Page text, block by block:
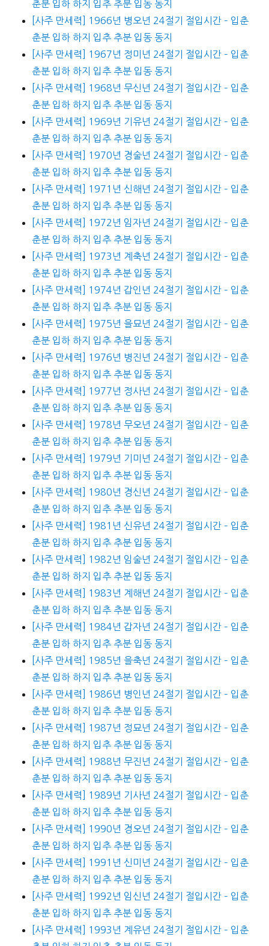
춘분 입하 하지 입추 추분 입동 동지
[사주 만세력] 1966년 병오년 24절기 절입시간 – 입춘
춘분 입하 하지 입추 추분 입동 동지
[사주 만세력] 1967년 정미년 24절기 절입시간 – 입춘
춘분 입하 하지 입추 추분 입동 동지
[사주 만세력] 1968년 무신년 24절기 절입시간 – 입춘
춘분 입하 하지 입추 추분 입동 동지
[사주 만세력] 1969년 기유년 24절기 절입시간 – 입춘
춘분 입하 하지 입추 추분 입동 동지
[사주 만세력] 1970년 경술년 24절기 절입시간 – 입춘
춘분 입하 하지 입추 추분 입동 동지
[사주 만세력] 1971년 신해년 24절기 절입시간 – 입춘
춘분 입하 하지 입추 추분 입동 동지
[사주 만세력] 1972년 임자년 24절기 절입시간 – 입춘
춘분 입하 하지 입추 추분 입동 동지
[사주 만세력] 1973년 계축년 24절기 절입시간 – 입춘
춘분 입하 하지 입추 추분 입동 동지
[사주 만세력] 1974년 갑인년 24절기 절입시간 – 입춘
춘분 입하 하지 입추 추분 입동 동지
[사주 만세력] 1975년 을묘년 24절기 절입시간 – 입춘
춘분 입하 하지 입추 추분 입동 동지
[사주 만세력] 1976년 병진년 24절기 절입시간 – 입춘
춘분 입하 하지 입추 추분 입동 동지
[사주 만세력] 1977년 정사년 24절기 절입시간 – 입춘
춘분 입하 하지 입추 추분 입동 동지
[사주 만세력] 1978년 무오년 24절기 절입시간 – 입춘
춘분 입하 하지 입추 추분 입동 동지
[사주 만세력] 1979년 기미년 24절기 절입시간 – 입춘
춘분 입하 하지 입추 추분 입동 동지
[사주 만세력] 1980년 경신년 24절기 절입시간 – 입춘
춘분 입하 하지 입추 추분 입동 동지
[사주 만세력] 1981년 신유년 24절기 절입시간 – 입춘
춘분 입하 하지 입추 추분 입동 동지
[사주 만세력] 1982년 임술년 24절기 절입시간 – 입춘
춘분 입하 하지 입추 추분 입동 동지
[사주 만세력] 1983년 계해년 24절기 절입시간 – 입춘
춘분 입하 하지 입추 추분 입동 동지
[사주 만세력] 1984년 갑자년 24절기 절입시간 – 입춘
춘분 입하 하지 입추 추분 입동 동지
[사주 만세력] 1985년 을축년 24절기 절입시간 – 입춘
춘분 입하 하지 입추 추분 입동 동지
[사주 만세력] 1986년 병인년 24절기 절입시간 – 입춘
춘분 입하 하지 입추 추분 입동 동지
[사주 만세력] 1987년 정묘년 24절기 절입시간 – 입춘
춘분 입하 하지 입추 추분 입동 동지
[사주 만세력] 1988년 무진년 24절기 절입시간 – 입춘
춘분 입하 하지 입추 추분 입동 동지
[사주 만세력] 1989년 기사년 24절기 절입시간 – 입춘
춘분 입하 하지 입추 추분 입동 동지
[사주 만세력] 1990년 경오년 24절기 절입시간 – 입춘
춘분 입하 하지 입추 추분 입동 동지
[사주 만세력] 1991년 신미년 24절기 절입시간 – 입춘
춘분 입하 하지 입추 추분 입동 동지
[사주 만세력] 1992년 임신년 24절기 절입시간 – 입춘
춘분 입하 하지 입추 추분 입동 동지
[사주 만세력] 1993년 계유년 24절기 절입시간 – 입춘